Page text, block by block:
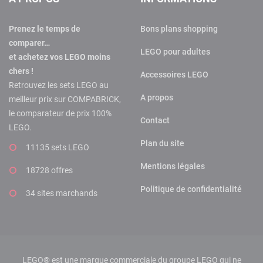
Prenez le temps de
comparer…
et achetez vos LEGO moins
chers !
Retrouvez les sets LEGO au
meilleur prix sur COMPABRICK,
le comparateur de prix 100%
LEGO.
11135 sets LEGO
18728 offres
34 sites marchands
Bons plans shopping
LEGO pour adultes
Accessoires LEGO
A propos
Contact
Plan du site
Mentions légales
Politique de confidentialité
LEGO® est une marque commerciale du groupe LEGO qui ne